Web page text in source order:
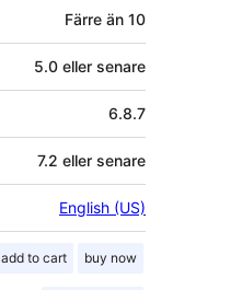
Färre än 10
5.0 eller senare
6.8.7
7.2 eller senare
English (US)
add to cart buy now